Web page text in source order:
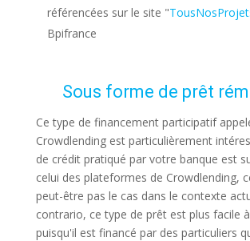
référencées sur le site "
Bpifrance
Sous forme de prêt
Ce type de financement participatif
Crowdlending est particulièrement
de crédit pratiqué par votre banque est
celui des plateformes de Crowdlending,
peut-être pas le cas dans le contexte
contrario, ce type de prêt est plus facile
puisqu'il est financé par des particuliers